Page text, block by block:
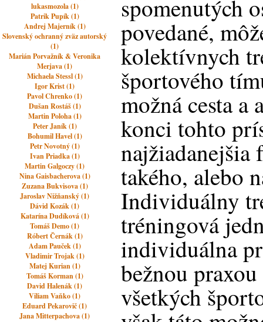
lukasmozola (1)
Patrik Pupík (1)
Andrej Majerník (1)
Slovenský ochranný zväz autorský
(1)
Marián Porvažník & Veronika
Merjava (1)
Michaela Stessl (1)
Igor Krist (1)
Pavol Chrenko (1)
Dušan Rostáš (1)
Martin Poloha (1)
Peter Janík (1)
Bohumil Havel (1)
Petr Novotný (1)
Ivan Priadka (1)
Martin Galgoczy (1)
Nina Gaisbacherova (1)
Zuzana Bukvisova (1)
Jaroslav Nižňanský (1)
Dávid Kozák (1)
Katarína Dudíková (1)
Tomáš Demo (1)
Róbert Černák (1)
Adam Pauček (1)
Vladimir Trojak (1)
Matej Kurian (1)
Tomáš Korman (1)
David Halenák (1)
Viliam Vaňko (1)
Eduard Pekarovič (1)
Jana Mitterpachova (1)
spomenutých
povedané,
kolektívnych
športového
možná cesta a
konci tohto
najžiadanejšia
takého, alebo
Individuálny
tréningová
individuálna
bežnou
všetkých